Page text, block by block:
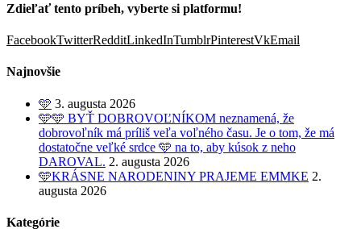
Zdieľať tento príbeh, vyberte si platformu!
FacebookTwitterRedditLinkedInTumblrPinterestVkEmail
Najnovšie
🩵 3. augusta 2026
🩵🩵 BYŤ DOBROVOĽNÍKOM neznamená, že
dobrovoľník má príliš veľa voľného času. Je o tom, že má
dostatočne veľké srdce 🩵 na to, aby kúsok z neho
DAROVAL. 2. augusta 2026
🩵KRÁSNE NARODENINY PRAJEME EMMKE 2.
augusta 2026
Kategórie